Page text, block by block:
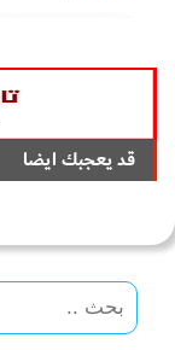
قد يعجبك ايضا